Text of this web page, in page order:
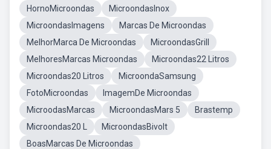
HornoMicroondas
MicroondasInox
MicroondasImagens
Marcas De Microondas
MelhorMarca De Microondas
MicroondasGrill
MelhoresMarcas Microondas
Microondas22 Litros
Microondas20 Litros
MicroondaSamsung
FotoMicroondas
ImagemDe Microondas
MicroodasMarcas
MicroondasMars 5
Brastemp
Microondas20 L
MicroondasBivolt
BoasMarcas De Microondas